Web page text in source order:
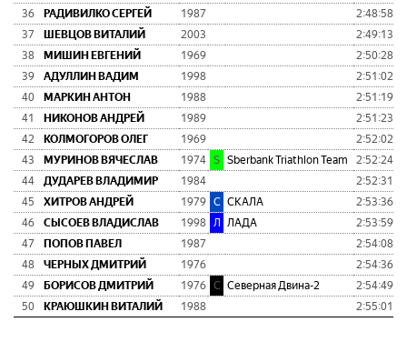
36
РАДИВИЛКО СЕРГЕЙ 1987 2:48:58
37
ШЕВЦОВ ВИТАЛИЙ 2003 2:49:13
38
МИШИН ЕВГЕНИЙ 1969 2:50:28
39
АДУЛЛИН ВАДИМ 1998 2:51:02
40
МАРКИН АНТОН 1988 2:51:19
41
НИКОНОВ АНДРЕЙ 1989 2:51:23
42
КОЛМОГОРОВ ОЛЕГ 1969 2:52:02
43
МУРИНОВ ВЯЧЕСЛАВ 1974 S Sberbank Triathlon Team 2:52:24
44
ДУДАРЕВ ВЛАДИМИР 1984 2:52:31
45
ХИТРОВ АНДРЕЙ 1979 С СКАЛА 2:53:36
46
СЫСОЕВ ВЛАДИСЛАВ 1998 Л ЛАДА 2:53:59
47
ПОПОВ ПАВЕЛ 1987 2:54:08
48
ЧЕРНЫХ ДМИТРИЙ 1976 2:54:36
49
БОРИСОВ ДМИТРИЙ 1976 С Северная Двина-2 2:54:49
50
КРАЮШКИН ВИТАЛИЙ 1988 2:55:01